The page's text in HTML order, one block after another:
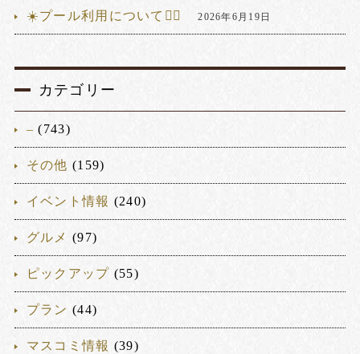
☀️プール利用について🏊‍♂️ 2026年6月19日
カテゴリー
– (743)
その他 (159)
イベント情報 (240)
グルメ (97)
ピックアップ (55)
プラン (44)
マスコミ情報 (39)